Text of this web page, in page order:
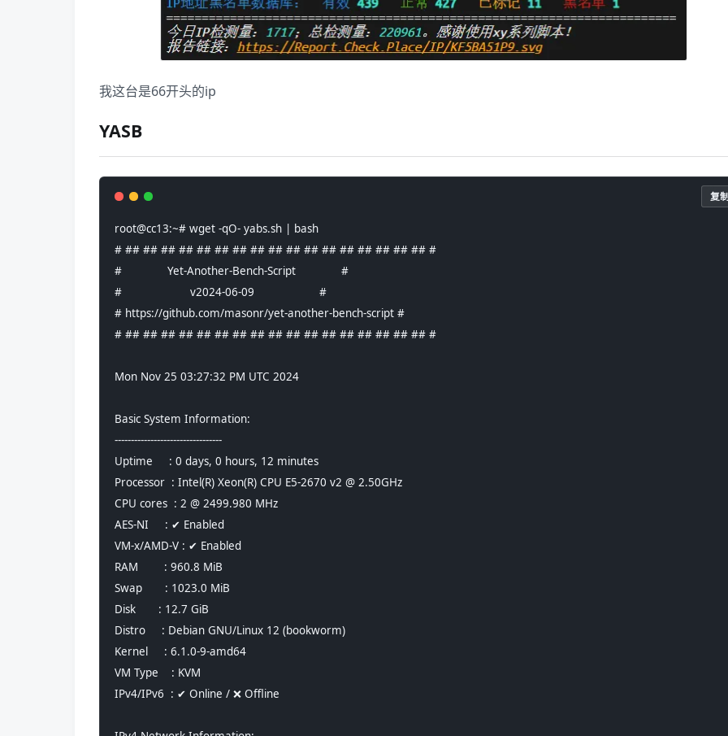
我这台是66开头的ip
YASB
root@cc13:~# wget -qO- yabs.sh | bash
# ## ## ## ## ## ## ## ## ## ## ## ## ## ## ## ## ## #
#              Yet-Another-Bench-Script              #
#                     v2024-06-09                    #
# https://github.com/masonr/yet-another-bench-script #
# ## ## ## ## ## ## ## ## ## ## ## ## ## ## ## ## ## #
Mon Nov 25 03:27:32 PM UTC 2024
Basic System Information:
---------------------------------
Uptime     : 0 days, 0 hours, 12 minutes
Processor  : Intel(R) Xeon(R) CPU E5-2670 v2 @ 2.50GHz
CPU cores  : 2 @ 2499.980 MHz
AES-NI     : ✔ Enabled
VM-x/AMD-V : ✔ Enabled
RAM        : 960.8 MiB
Swap       : 1023.0 MiB
Disk       : 12.7 GiB
Distro     : Debian GNU/Linux 12 (bookworm)
Kernel     : 6.1.0-9-amd64
VM Type    : KVM
IPv4/IPv6  : ✔ Online / ❌ Offline
复